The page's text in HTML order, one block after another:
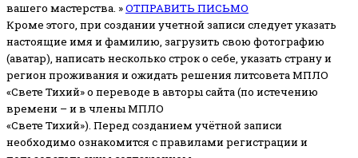
вашего мастерства. »ОТПРАВИТЬ ПИСЬМО
Кроме этого, при создании учетной записи следует указать
настоящие имя и фамилию, загрузить свою фотографию
(аватар), написать несколько строк о себе, указать страну и
регион проживания и ожидать решения литсовета МПЛО
«Свете Тихий» о переводе в авторы сайта (по истечению
времени – и в члены МПЛО
«Свете Тихий»). Перед созданием учётной записи
необходимо ознакомится с правилами регистрации и